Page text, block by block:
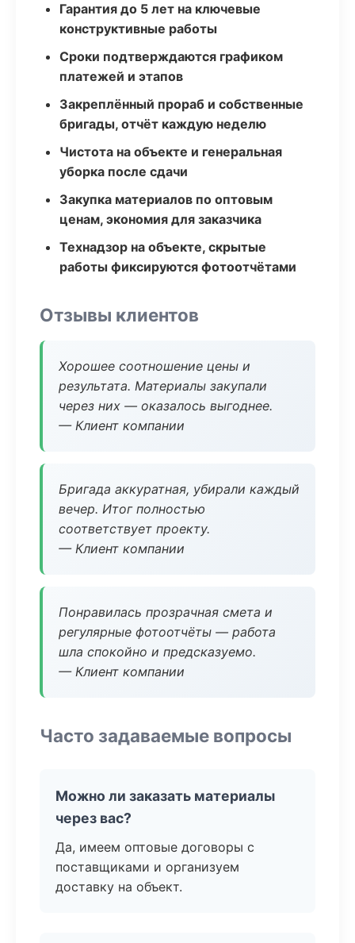
Гарантия до 5 лет на ключевые
конструктивные работы
Сроки подтверждаются графиком
платежей и этапов
Закреплённый прораб и собственные
бригады, отчёт каждую неделю
Чистота на объекте и генеральная
уборка после сдачи
Закупка материалов по оптовым
ценам, экономия для заказчика
Технадзор на объекте, скрытые
работы фиксируются фотоотчётами
Отзывы клиентов
Хорошее соотношение цены и
результата. Материалы закупали
через них — оказалось выгоднее.
— Клиент компании
Бригада аккуратная, убирали каждый
вечер. Итог полностью
соответствует проекту.
— Клиент компании
Понравилась прозрачная смета и
регулярные фотоотчёты — работа
шла спокойно и предсказуемо.
— Клиент компании
Часто задаваемые вопросы
Можно ли заказать материалы
через вас?
Да, имеем оптовые договоры с
поставщиками и организуем
доставку на объект.